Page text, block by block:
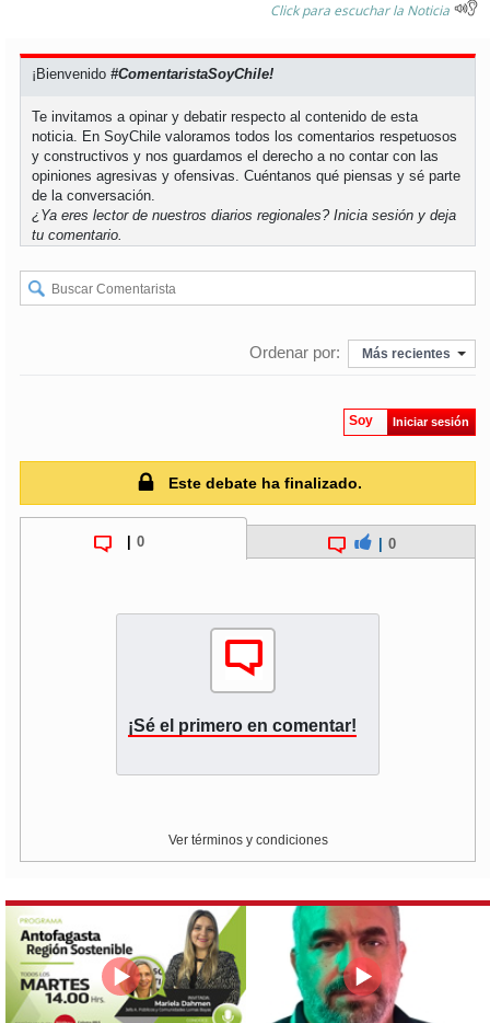
soyosorno
soypuertomontt
soychiloé
Click para escuchar la Noticia
¡Bienvenido#ComentaristaSoyChile!
Te invitamos a opinar y debatir respecto al contenido de esta
noticia. En SoyChile valoramos todos los comentarios respetuosos
y constructivos y nos guardamos el derecho a no contar con las
opiniones agresivas y ofensivas. Cuéntanos qué piensas y sé parte
de la conversación.
¿Ya eres lector de nuestros diarios regionales?Inicia sesión y deja
tu comentario.
Ordenar por: Más recientes
Soy Iniciar sesión
Este debate ha finalizado.
0 0
¡Sé el primero en comentar!
Ver términos y condiciones